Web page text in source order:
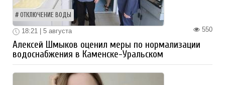
ОТКЛЮЧЕНИЕ ВОДЫ
550
18:21 | 5 августа
Алексей Шмыков оценил меры по нормализации
водоснабжения в Каменске-Уральском